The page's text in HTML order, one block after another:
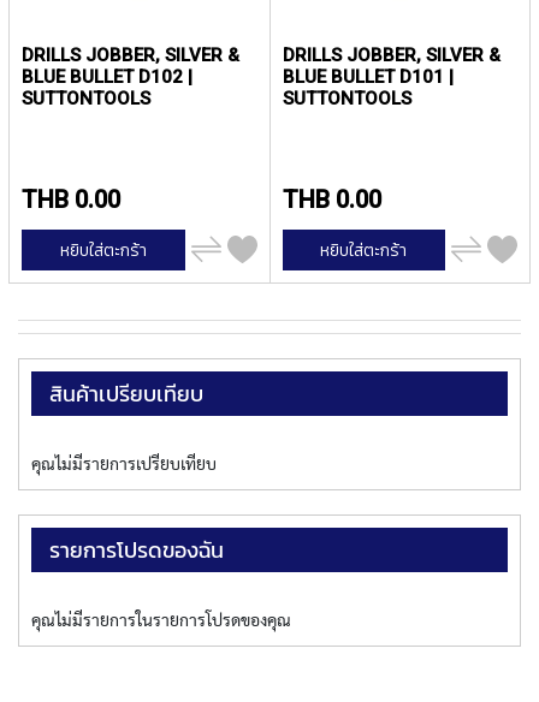
A
I
N
S
S
T
E
E
S
Y
A
M
W
A
S
P
I
A
L
DRILLS JOBBER, SILVER &
BLUE BULLET D102 |
SUTTONTOOLS
THB 0.00
หยิบใส่ตะกร้า
เพิ่ม
ไป
DRILLS JOBBER, SILVER &
BLUE BULLET D101 |
SUTTONTOOLS
THB 0.00
หยิบใส่ตะกร้า
เพิ่ม
ไป
สินค้าเปรียบเทียบ
คุณไม่มีรายการเปรียบเทียบ
รายการโปรดของฉัน
คุณไม่มีรายการในรายการโปรดของคุณ